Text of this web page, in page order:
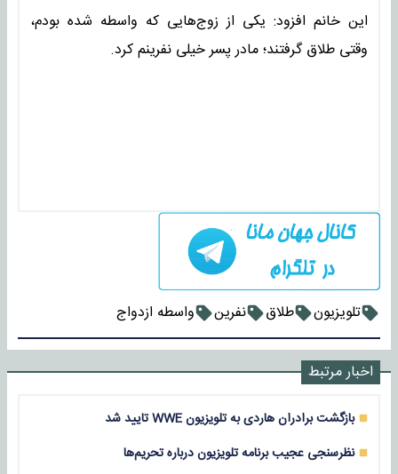
این خانم افزود: یکی از زوج‌هایی که واسطه شده بودم،
وقتی طلاق گرفتند؛ مادر پسر خیلی نفرینم کرد.
تلویزیون طلاق نفرین واسطه ازدواج
اخبار مرتبط
بازگشت برادران هاردی به تلویزیون WWE تایید شد
نظرسنجی عجیب برنامه تلویزیون درباره تحریم‌ها